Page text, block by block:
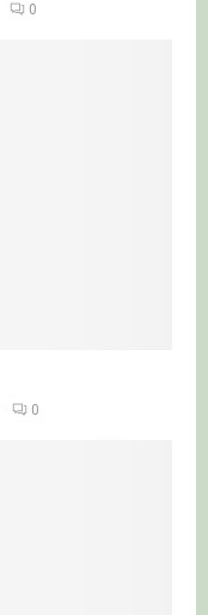
0
0